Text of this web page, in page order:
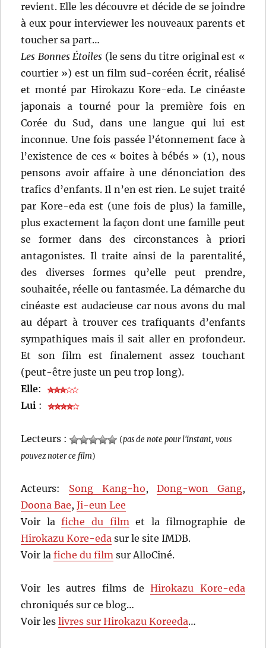
revient. Elle les découvre et décide de se joindre
à eux pour interviewer les nouveaux parents et
toucher sa part…
Les Bonnes Étoiles (le sens du titre original est «
courtier ») est un film sud-coréen écrit, réalisé
et monté par Hirokazu Kore-eda. Le cinéaste
japonais a tourné pour la première fois en
Corée du Sud, dans une langue qui lui est
inconnue. Une fois passée l’étonnement face à
l’existence de ces « boites à bébés » (1), nous
pensons avoir affaire à une dénonciation des
trafics d’enfants. Il n’en est rien. Le sujet traité
par Kore-eda est (une fois de plus) la famille,
plus exactement la façon dont une famille peut
se former dans des circonstances à priori
antagonistes. Il traite ainsi de la parentalité,
des diverses formes qu’elle peut prendre,
souhaitée, réelle ou fantasmée. La démarche du
cinéaste est audacieuse car nous avons du mal
au départ à trouver ces trafiquants d’enfants
sympathiques mais il sait aller en profondeur.
Et son film est finalement assez touchant
(peut-être juste un peu trop long).
Elle:
Lui :
Lecteurs : (pas de note pour l'instant, vous
pouvez noter ce film)
Acteurs: Song Kang-ho,Dong-won Gang,
Doona Bae,Ji-eun Lee
Voir lafiche du filmet la filmographie de
Hirokazu Kore-eda sur le site IMDB.
Voir lafiche du film sur AlloCiné.
Voir les autres films deHirokazu Kore-eda
chroniqués sur ce blog…
Voir leslivres sur Hirokazu Koreeda…